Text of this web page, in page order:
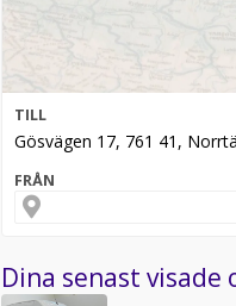
TILL
Gösvägen 17, 761 41,
FRÅN
Dina senast visade